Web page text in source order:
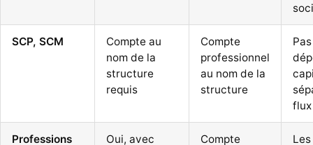
SCP, SCM
Compte au
nom de la
structure
requis
Compte
professionnel
au nom de la
structure
Professions
Oui, avec
Compte